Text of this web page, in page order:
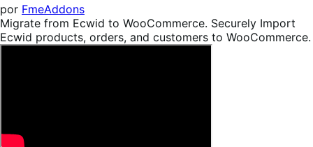
por FmeAddons
Migrate from Ecwid to WooCommerce. Securely Import
Ecwid products, orders, and customers to WooCommerce.